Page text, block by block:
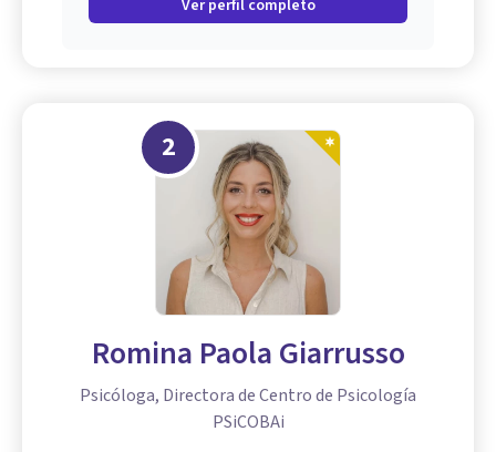
Ver perfil completo
2
Romina Paola Giarrusso
Psicóloga, Directora de Centro de Psicología
PSiCOBAi